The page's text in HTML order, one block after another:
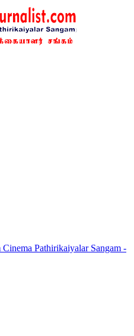
Cinema Pathirikaiyalar Sangam -